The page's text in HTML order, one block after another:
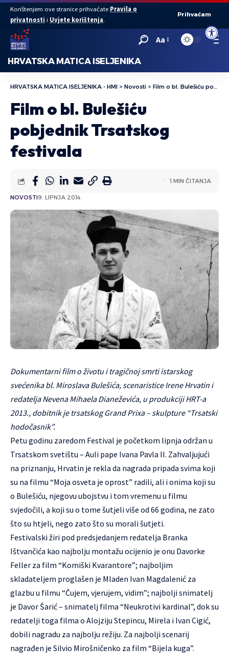
Open
Korištenjem ove stranice prihvaćate Pravila o
privatnosti i Uvjete korištenja.
Prihvaćam
Aa
HRVATSKA MATICA ISELJENIKA
HRVATSKA MATICA ISELJENIKA - HMI > Novosti > Film o bl. Bulešiću pobjednik Trsatskog festivala
Film o bl. Bulešiću
pobjednik Trsatskog
festivala
NOVOSTI9. LIPNJA 2014.
1 MIN ČITANJA
Dokumentarni film o životu i tragičnoj smrti istarskog
svećenika bl. Miroslava Bulešića, scenaristice Irene Hrvatin i
redatelja Nevena Mihaela Dianeževića, u produkciji HRT-a
2013., dobitnik je trsatskog Grand Prixa – skulpture “Trsatski
hodočasnik”.
Petu godinu zaredom Festival je početkom lipnja održan u
Trsatskom svetištu – Auli pape Ivana Pavla II. Zahvaljujući
na priznanju, Hrvatin je rekla da nagrada pripada svima koji
su na filmu “Moja osveta je oprost” radili, ali i onima koji su
o Bulešiću, njegovu ubojstvu i tom vremenu u filmu
svjedočili, a koji su o tome šutjeli više od 66 godina, ne zato
što su htjeli, nego zato što su morali šutjeti.
Festivalski žiri pod predsjedanjem redatelja Branka
Ištvančića kao najbolju montažu ocijenio je onu Davorke
Feller za film “Komiški Kvarantore”; najboljim
skladateljem proglašen je Mladen Ivan Magdalenić za
glazbu u filmu “Čujem, vjerujem, vidim”; najbolji snimatelj
je Davor Šarić – snimatelj filma “Neukrotivi kardinal”, dok su
redatelji toga filma o Alojziju Stepincu, Mirela i Ivan Cigić,
dobili nagradu za najbolju režiju. Za najbolji scenarij
nagrađen je Silvio Mirošničenko za film “Bijela kuga”.